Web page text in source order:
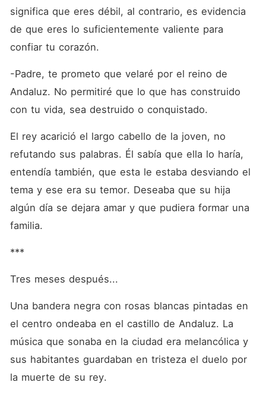
significa que eres débil, al contrario, es evidencia
de que eres lo suficientemente valiente para
confiar tu corazón.
-Padre, te prometo que velaré por el reino de
Andaluz. No permitiré que lo que has construido
con tu vida, sea destruido o conquistado.
El rey acarició el largo cabello de la joven, no
refutando sus palabras. Él sabía que ella lo haría,
entendía también, que esta le estaba desviando el
tema y ese era su temor. Deseaba que su hija
algún día se dejara amar y que pudiera formar una
familia.
***
Tres meses después...
Una bandera negra con rosas blancas pintadas en
el centro ondeaba en el castillo de Andaluz. La
música que sonaba en la ciudad era melancólica y
sus habitantes guardaban en tristeza el duelo por
la muerte de su rey.